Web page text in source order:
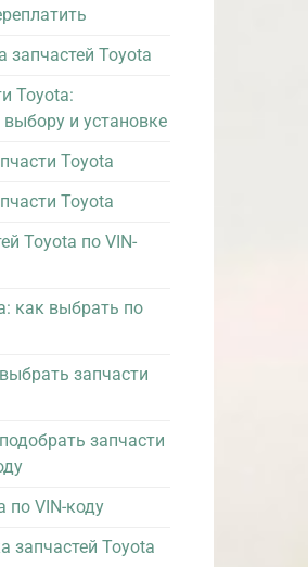
запчастей Toyota
Toyota:
и установке
Toyota
Toyota
Toyota по VIN-
как выбрать по
запчасти
запчасти
по VIN-коду
запчастей Toyota